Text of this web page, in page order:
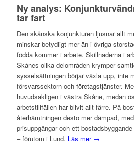
Ny analys:
tar fart
Den skånska konjunkturen ljusnar allt
minskar betydligt mer än i övriga
födda kommer i arbete. Skillnaderna i
Skånes olika delområden krymper
sysselsättningen börjar växla upp, inte
försvarssektorn och företagstjänster.
huvudsakligen i västra Skåne, medan
arbetstillfällen har blivit allt färre. På
återhämtningen desto mer dämpad,
prisuppgångar och ett
– förutom i Lund. Läs mer →